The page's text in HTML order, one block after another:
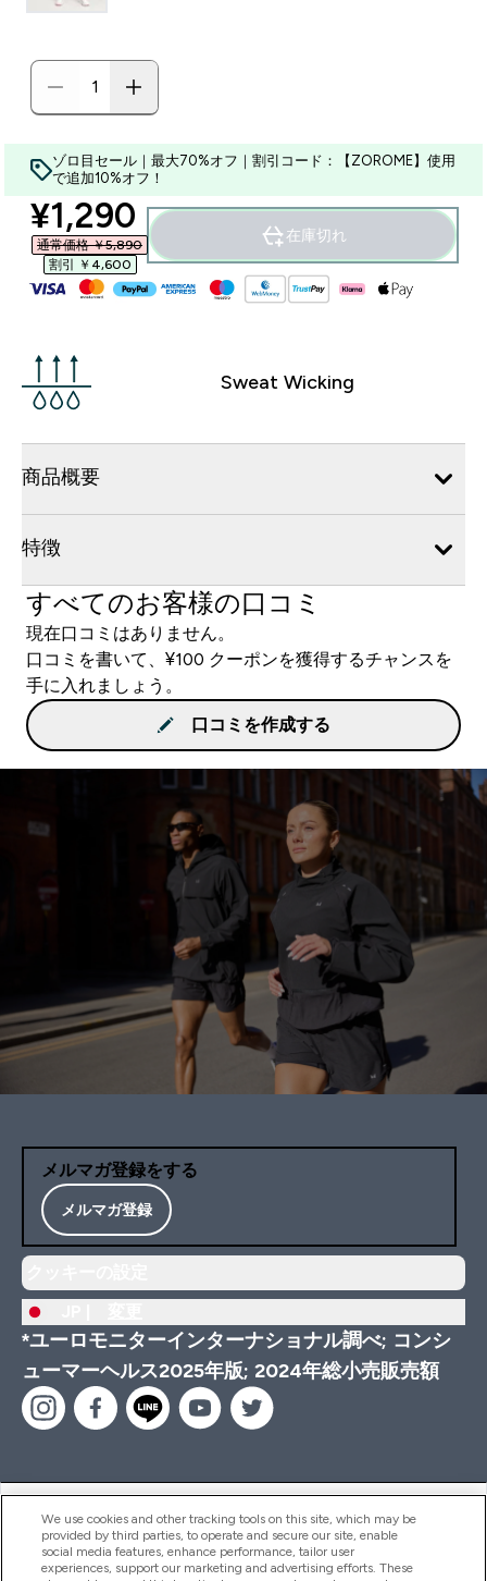
ゾロ目セール｜最大70%オフ｜割引コード：【ZOROME】使用
で追加10%オフ！
discounted price
¥1,290‎
通常価格 ￥5,890‎
割引 ￥4,600‎
在庫切れ
Sweat Wicking
商品概要
特徴
すべてのお客様の口コミ
現在口コミはありません。
口コミを書いて、¥100 クーポンを獲得するチャンスを
手に入れましょう。
口コミを作成する
メルマガ登録をする
メルマガ登録
*ユーロモニターインターナショナル調べ; コンシ
ューマーヘルス2025年版; 2024年総小売販売額
ヘルプ＆ガイド
We use cookies and other tracking tools on this site, which may be
provided by third parties, to operate and secure our site, enable
social media features, enhance performance, tailor user
experiences, support our marketing and advertising efforts. These